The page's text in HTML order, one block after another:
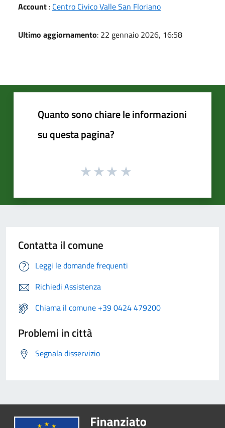
Account : Centro Civico Valle San Floriano
Ultimo aggiornamento: 22 gennaio 2026, 16:58
Quanto sono chiare le informazioni
su questa pagina?
Contatta il comune
Leggi le domande frequenti
Richiedi Assistenza
Chiama il comune +39 0424 479200
Problemi in città
Segnala disservizio